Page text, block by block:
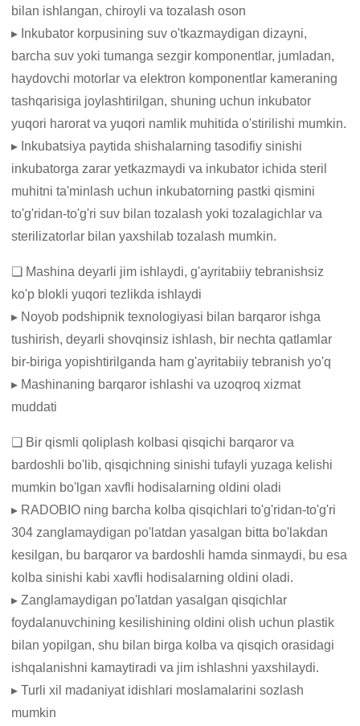
bilan ishlangan, chiroyli va tozalash oson
▸ Inkubator korpusining suv o'tkazmaydigan dizayni,
barcha suv yoki tumanga sezgir komponentlar, jumladan,
haydovchi motorlar va elektron komponentlar kameraning
tashqarisiga joylashtirilgan, shuning uchun inkubator
yuqori harorat va yuqori namlik muhitida o'stirilishi mumkin.
▸ Inkubatsiya paytida shishalarning tasodifiy sinishi
inkubatorga zarar yetkazmaydi va inkubator ichida steril
muhitni ta'minlash uchun inkubatorning pastki qismini
to'g'ridan-to'g'ri suv bilan tozalash yoki tozalagichlar va
sterilizatorlar bilan yaxshilab tozalash mumkin.
❏ Mashina deyarli jim ishlaydi, g'ayritabiiy tebranishsiz
ko'p blokli yuqori tezlikda ishlaydi
▸ Noyob podshipnik texnologiyasi bilan barqaror ishga
tushirish, deyarli shovqinsiz ishlash, bir nechta qatlamlar
bir-biriga yopishtirilganda ham g'ayritabiiy tebranish yo'q
▸ Mashinaning barqaror ishlashi va uzoqroq xizmat
muddati
❏ Bir qismli qoliplash kolbasi qisqichi barqaror va
bardoshli bo'lib, qisqichning sinishi tufayli yuzaga kelishi
mumkin bo'lgan xavfli hodisalarning oldini oladi
▸ RADOBIO ning barcha kolba qisqichlari to'g'ridan-to'g'ri
304 zanglamaydigan po'latdan yasalgan bitta bo'lakdan
kesilgan, bu barqaror va bardoshli hamda sinmaydi, bu esa
kolba sinishi kabi xavfli hodisalarning oldini oladi.
▸ Zanglamaydigan po'latdan yasalgan qisqichlar
foydalanuvchining kesilishining oldini olish uchun plastik
bilan yopilgan, shu bilan birga kolba va qisqich orasidagi
ishqalanishni kamaytiradi va jim ishlashni yaxshilaydi.
▸ Turli xil madaniyat idishlari moslamalarini sozlash
mumkin